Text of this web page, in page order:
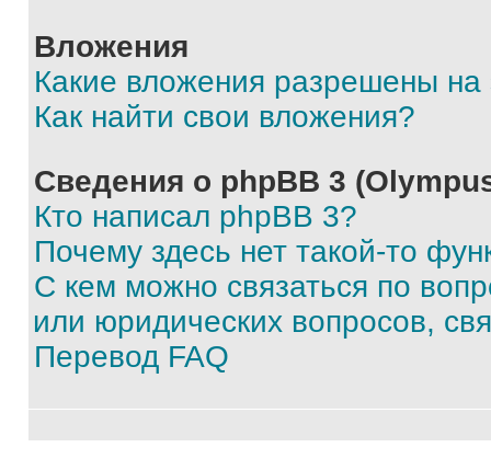
Вложения
Какие вложения разрешены
Как найти свои вложения?
Сведения о phpBB 3
Кто написал phpBB 3?
Почему здесь нет такой-то
С кем можно связаться по
или юридических вопросов,
Перевод FAQ